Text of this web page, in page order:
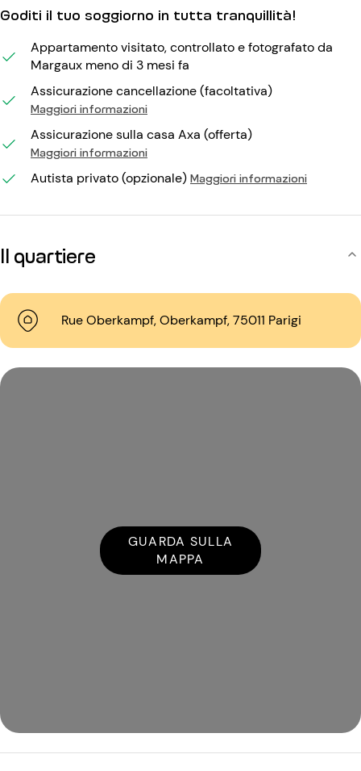
Goditi il tuo soggiorno in tutta tranquillità!
Appartamento visitato, controllato e fotografato da
Margaux meno di 3 mesi fa
Assicurazione cancellazione (facoltativa)
Maggiori informazioni
Assicurazione sulla casa Axa (offerta)
Maggiori informazioni
Autista privato (opzionale) Maggiori informazioni
Il quartiere
Rue Oberkampf, Oberkampf, 75011 Parigi
GUARDA SULLA
MAPPA